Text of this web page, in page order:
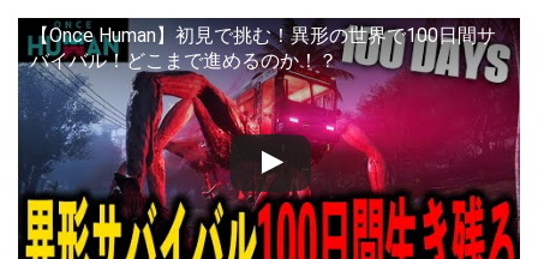
【Once Human】初見で挑む！異形の世界で100日間サ
バイバル！どこまで進めるのか！？